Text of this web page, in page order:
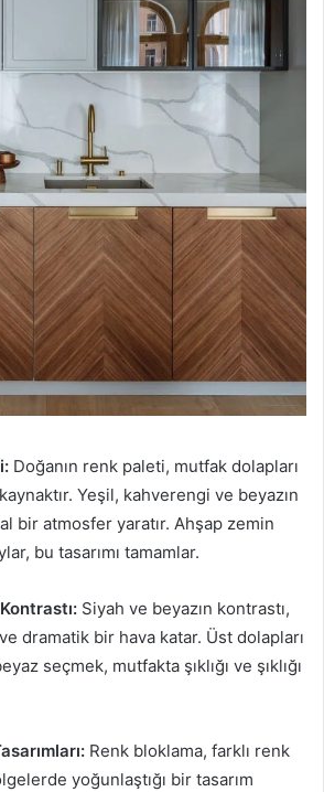
Doğanın renk paleti, mutfak dolapları
Yeşil, kahverengi ve beyazın
bir atmosfer yaratır. Ahşap zemin
bu tasarımı tamamlar.
Siyah ve beyazın kontrastı,
dramatik bir hava katar. Üst dolapları
seçmek, mutfakta şıklığı ve şıklığı
Renk bloklama, farklı renk
yoğunlaştığı bir tasarım